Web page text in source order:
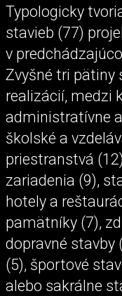
Typologicky
stavieb (77)
v
Zvyšné tri pätiny
realizácií, medzi
administratívne
školské a
priestranstvá
zariadenia (9),
hotely a
pamätníky (7),
dopravné stavby
(5), športové
alebo sakrálne